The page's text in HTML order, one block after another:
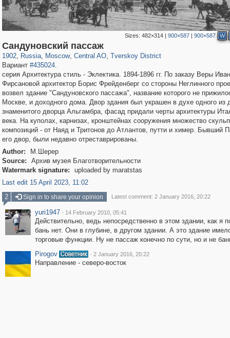
Sizes: 482×314| 900×587| 900×587 W
Сандуновский пассаж
1902, Russia
1,407,328 29,248
, Moscow
319,882 8,286
, Central AO
160,021 5,916
, Tverskoy District
53,055
Вариант #435024.
серия Архитектура стиль - Эклектика. 1894-1896 гг. По заказу Веры
Фирсановой архитектор Борис Фрейденберг со стороны Неглинного
возвел здание "Сандуновского пассажа", название которого не
Москве, и доходного дома. Двор здания был украшен в духе одного из
знаменитого дворца Альгамбра, фасад придали черты архитектуры
века. На куполах, карнизах, кронштейнах сооружения множество
композиций - от Наяд и Тритонов до Атлантов, путти и химер. Бывший
его двор, были недавно отреставрированы.
Author:
М.Шерер
Source:
Архив музея Благотворительности
Watermark signature:
uploaded by maratstas
Last edit 15 April 2023, 11:02
2
Sign in to share your opinion Latest comment: 2 January 2016, 20:22
yuri1947 · 14 February 2010, 05:41
Действительно, ведь непосредственно в этом здании, как я
бань нет. Они в глубине, в другом здании. А это здание
торговые функции. Ну не пассаж конечно по сути, но и не
Pirogov
· 2 January 2016, 20:22
Направление - северо-восток